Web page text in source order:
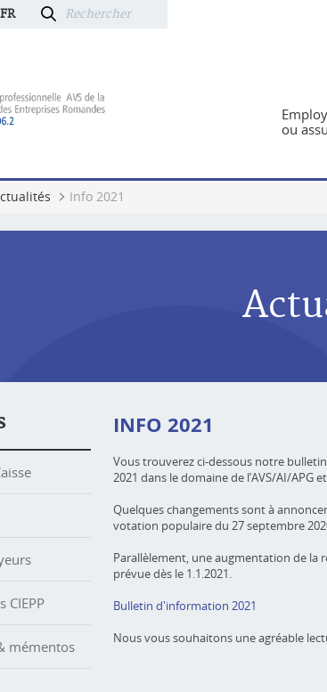
FR
ou
Info 2021
CIEPP
mémentos
INFO 2021
Vous trouverez ci-dessous notre
2021 dans le domaine de l’AVS/AI/APG
Quelques changements sont à
votation populaire du 27 septembre
Parallèlement, une augmentation de la
prévue dès le 1.1.2021.
Bulletin d'information 2021
Nous vous souhaitons une agréable